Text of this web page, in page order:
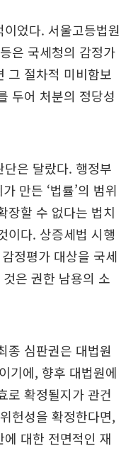
었다. 서울고등법원
은 국세청의 감정가
그 절차적 미비함보
두어 처분의 정당성
은 달랐다. 행정부
만든 ‘법률’의 범위
장할 수 없다는 법치
이다. 상증세법 시행
정평가 대상을 국세
은 권한 남용의 소
종 심판권은 대법원
기에, 향후 대법원에
로 확정될지가 관건
헌성을 확정한다면,
대한 전면적인 재